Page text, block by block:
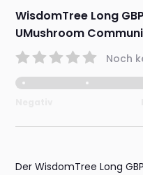
WisdomTree Long
UMushroom
Noch
Der WisdomTree Long